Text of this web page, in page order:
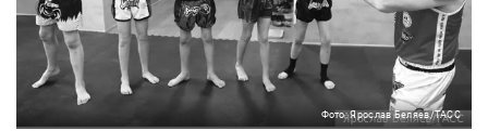
Фото: Ярослав Беляев/ТАСС